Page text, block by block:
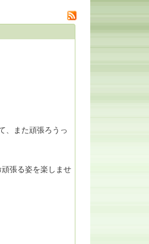
、また頑張ろうっ
張る姿を楽しませ